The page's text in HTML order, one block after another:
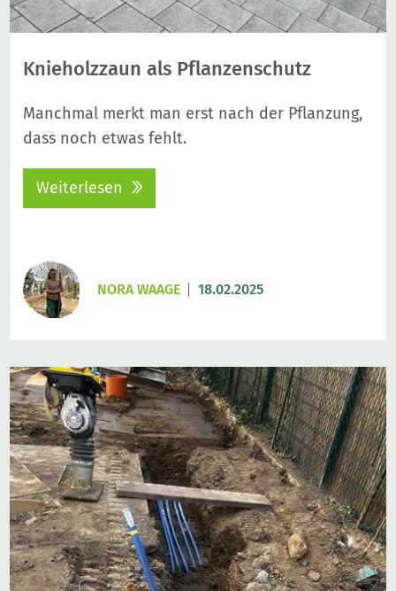
Knieholzzaun als Pflanzenschutz
Manchmal merkt man erst nach der Pflanzung,
dass noch etwas fehlt.
Weiterlesen
NORA WAAGE 18.02.2025